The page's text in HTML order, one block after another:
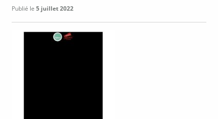
Publié le 5 juillet 2022